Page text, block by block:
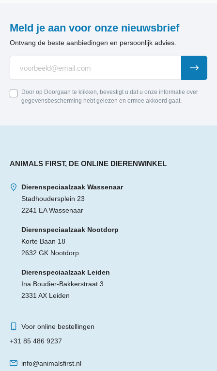
Meld je aan voor onze nieuwsbrief
Ontvang de beste aanbiedingen en persoonlijk advies.
Door op Doorgaan te klikken, bevestigt u dat u onze informatie over
gegevensbescherming hebt gelezen en ermee akkoord gaat.
ANIMALS FIRST, DE ONLINE DIERENWINKEL
Dierenspeciaalzaak Wassenaar
Stadhoudersplein 23
2241 EA Wassenaar
Dierenspeciaalzaak Nootdorp
Korte Baan 18
2632 GK Nootdorp
Dierenspeciaalzaak Leiden
Ina Boudier-Bakkerstraat 3
2331 AX Leiden
Voor online bestellingen
+31 85 486 9237
info@animalsfirst.nl